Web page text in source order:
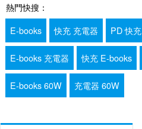
熱門快搜：
E-books
快充 充電器 PD 快充
E-books 充電器 快充 E-books
E-books 60W 充電器 60W